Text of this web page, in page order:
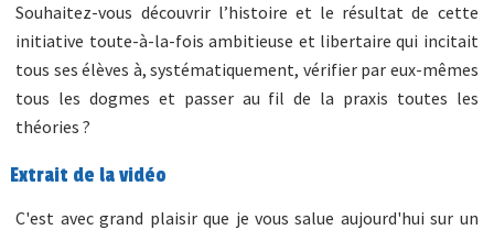
Souhaitez-vous découvrir l’histoire et le résultat de cette
initiative toute-à-la-fois ambitieuse et libertaire qui incitait
tous ses élèves à, systématiquement, vérifier par eux-mêmes
tous les dogmes et passer au fil de la praxis toutes les
théories ?
Extrait de la vidéo
C'est avec grand plaisir que je vous salue aujourd'hui sur un